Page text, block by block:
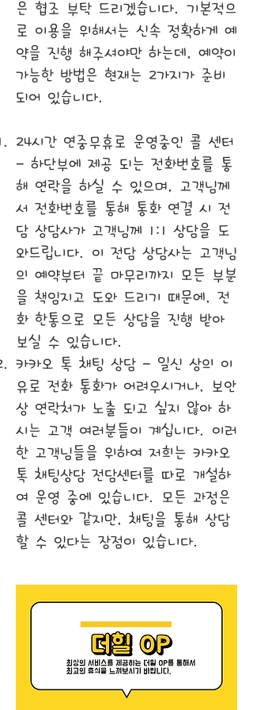
은 협조 부탁 드리겠습니다. 기본적으
로 이용을 위해서는 신속 정확하게 예
약을 진행 해주셔야만 하는데, 예약이
가능한 방법은 현재는 2가지가 준비
되어 있습니다.
24시간 연중무휴로 운영중인 콜 센터
- 하단부에 제공 되는 전화번호를 통
해 연락을 하실 수 있으며, 고객님께
서 전화번호를 통해 통화 연결 시 전
담 상담사가 고객님께 1:1 상담을 도
와드립니다. 이 전담 상담사는 고객님
의 예약부터 끝 마무리까지 모든 부분
을 책임지고 도와 드리기 때문에, 전
화 한통으로 모든 상담을 진행 받아
보실 수 있습니다.
카카오 톡 채팅 상담 - 일신 상의 이
유로 전화 통화가 어려우시거나, 보안
상 연락처가 노출 되고 싶지 않아 하
시는 고객 여러분들이 계십니다. 이러
한 고객님들을 위하여 저희는 카카오
톡 채팅상담 전담센터를 따로 개설하
여 운영 중에 있습니다. 모든 과정은
콜 센터와 같지만, 채팅을 통해 상담
할 수 있다는 장점이 있습니다.